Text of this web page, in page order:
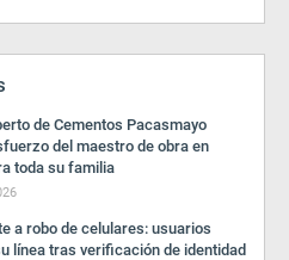
de Cementos Pacasmayo
del maestro de obra en
toda su familia
a robo de celulares: usuarios
línea tras verificación de identidad